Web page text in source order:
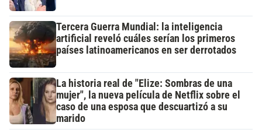
Tercera Guerra Mundial: la inteligencia
artificial reveló cuáles serían los primeros
países latinoamericanos en ser derrotados
La historia real de "Elize: Sombras de una
mujer", la nueva película de Netflix sobre el
caso de una esposa que descuartizó a su
marido